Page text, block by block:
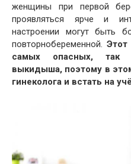
женщины при первой
проявляться ярче и
настроении могут быть
повторнобеременной. Этот
самых опасных, так
выкидыша, поэтому в
гинеколога и встать на